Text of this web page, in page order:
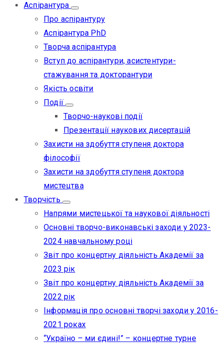
Аспірантура
Про аспірантуру
Аспірантура PhD
Творча аспірантура
Вступ до аспірантури, асистентури-
стажування та докторантури
Якість освіти
Події
Творчо-наукові події
Презентації наукових дисертацій
Захисти на здобуття ступеня доктора
філософії
Захисти на здобуття ступеня доктора
мистецтва
Творчість
Напрями мистецької та наукової діяльності
Основні творчо-виконавські заходи у 2023-
2024 навчальному році
Звіт про концертну діяльність Академії за
2023 рік
Звіт про концертну діяльність Академії за
2022 рік
Інформація про основні творчі заходи у 2016-
2021 роках
“Україно – ми єдині!” – концертне турне